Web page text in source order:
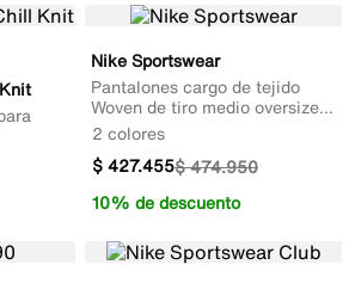
Nike Sportswear
Pantalones cargo de tejido
Woven de tiro medio oversized
para mujer
2 colores
$474.950
$427.455
10% de descuento